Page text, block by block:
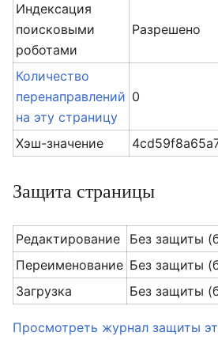
Индексация
поисковыми
роботами
Разрешено
Количество
перенаправлений
на эту страницу
0
Хэш-значение
Защита страницы
Редактирование
Без защиты
Переименование Без защиты
Загрузка
Без защиты
Просмотреть журнал защиты